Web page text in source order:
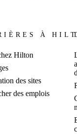
À
Hilton
des sites
des emplois